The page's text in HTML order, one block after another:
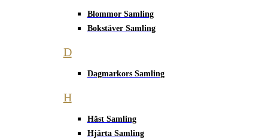
Blommor Samling
Bokstäver Samling
D
Dagmarkors Samling
H
Häst Samling
Hjärta Samling